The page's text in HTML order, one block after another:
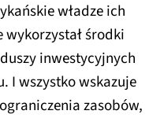
władze ich
środki
inwestycyjnych
I wszystko wskazuje
zasobów,